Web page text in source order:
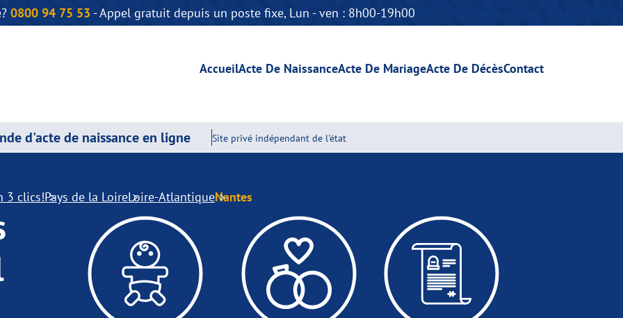
0800 94 75 53 - Appel gratuit depuis un poste fixe, Lun - ven : 8h00-19h00
AccueilActe De NaissanceActe De MariageActe De DécèsContact
d'acte de naissance en ligne Site privé indépendant de l'état
3 clics!Pays de la LoireLoire-AtlantiqueNantes